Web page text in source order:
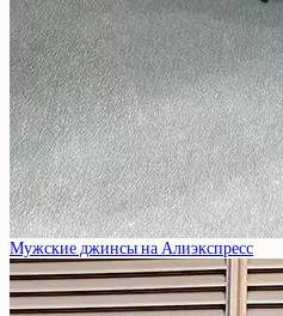
Мужские джинсы на Алиэкспресс